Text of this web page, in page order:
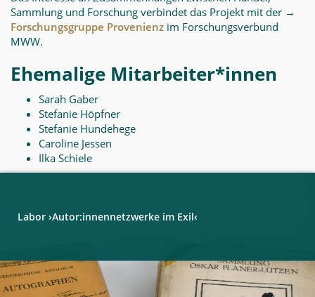
Sammlung und Forschung verbindet das Projekt mit der →
Forschungsgruppe Provenienz im Forschungsverbund
MWW.
Ehemalige Mitarbeiter*innen
Sarah Gaber
Stefanie Höpfner
Stefanie Hundehege
Caroline Jessen
Ilka Schiele
Labor ›Autor:innennetzwerke im Exil‹